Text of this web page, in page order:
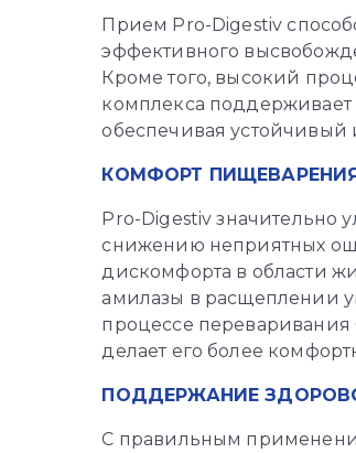
Прием Pro-Digestiv
эффективного
Кроме того, высокий
комплекса
обеспечивая устойчивый
КОМФОРТ
Pro-Digestiv значительно
снижению неприятных
дискомфорта в области
амилазы в расщеплении
процессе переваривания
делает его более
ПОДДЕРЖАНИЕ
С правильным